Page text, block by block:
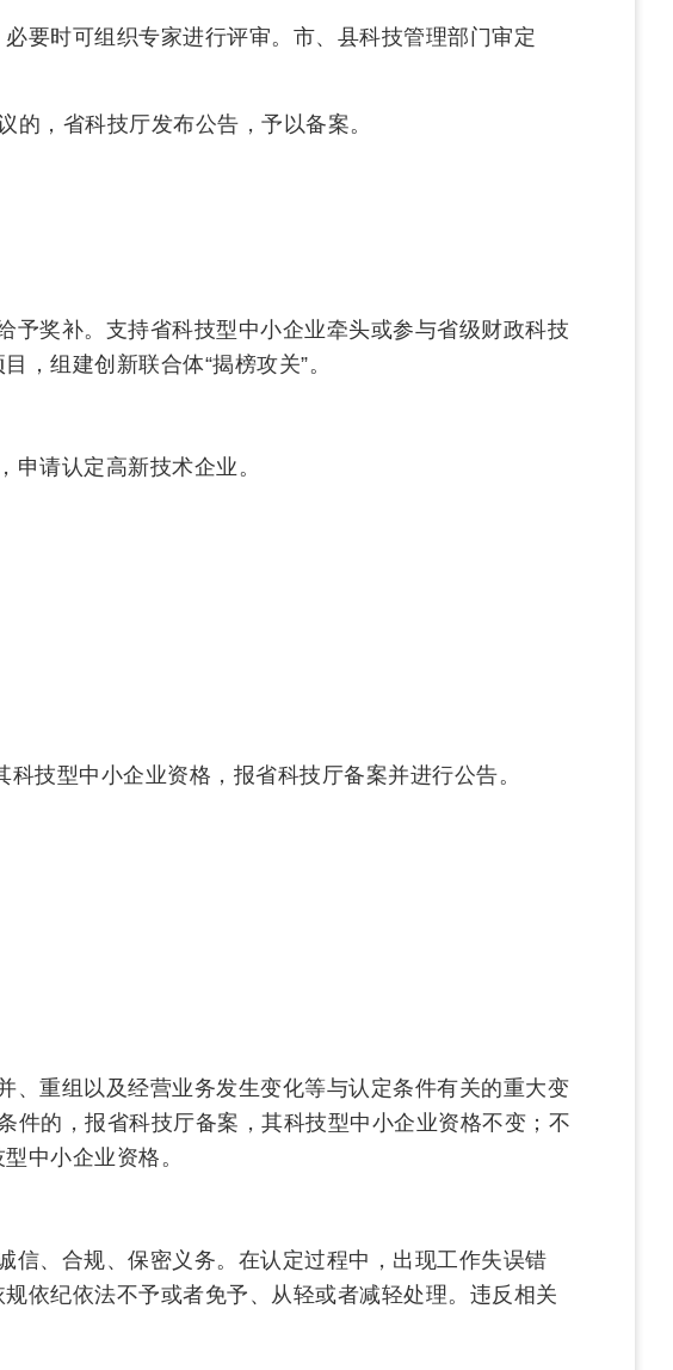
要时可组织专家进行评审。市、县科技管理部门审定
的，省科技厅发布公告，予以备案。
奖补。支持省科技型中小企业牵头或参与省级财政科技
，组建创新联合体“揭榜攻关”。
请认定高新技术企业。
技型中小企业资格，报省科技厅备案并进行公告。
、重组以及经营业务发生变化等与认定条件有关的重大变
件的，报省科技厅备案，其科技型中小企业资格不变；不
中小企业资格。
信、合规、保密义务。在认定过程中，出现工作失误错
依纪依法不予或者免予、从轻或者减轻处理。违反相关